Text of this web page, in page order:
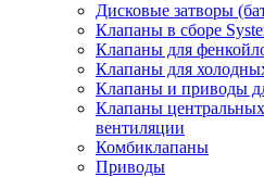
Дисковые затворы
Клапаны в сборе
Клапаны для
Клапаны для
Клапаны и приводы
Клапаны
вентиляции
Комбиклапаны
Приводы